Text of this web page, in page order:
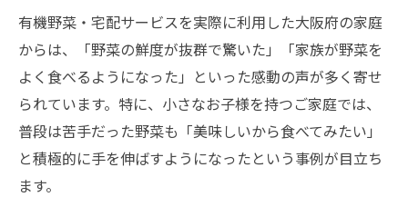
宅配サービス導入後の家族のリアルな声
子どもの食いつきが変わる理由とは
有機野菜・宅配サービスで子どもが喜ぶ食
卓
宅配野菜の新鮮さが子どもに与える影響
大阪府利用者が語る子どもの変化とコツ
有機野菜・宅配サービスを実際に利用した大阪府の家庭
からは、「野菜の鮮度が抜群で驚いた」「家族が野菜を
よく食べるようになった」といった感動の声が多く寄せ
られています。特に、小さなお子様を持つご家庭では、
普段は苦手だった野菜も「美味しいから食べてみたい」
と積極的に手を伸ばすようになったという事例が目立ち
ます。